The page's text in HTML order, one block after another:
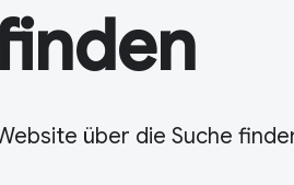
über die Suche